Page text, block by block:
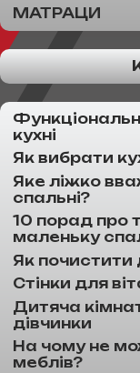
МАТРАЦИ
кухні
Як вибрати
Яке ліжко
спальні?
10 порад про
маленьку
Як почистити
Стінки для
Дитяча
дівчинки
На чому не
меблів?